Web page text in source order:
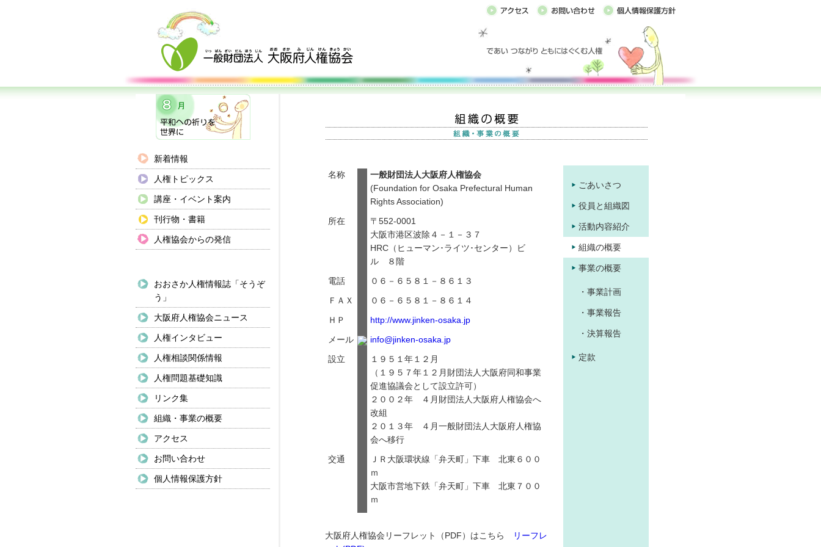
新着情報
人権トピックス
講座・イベント案内
刊行物・書籍
人権協会からの発信
おおさか人権情報誌「そうぞ
う」
大阪府人権協会ニュース
人権インタビュー
人権相談関係情報
人権問題基礎知識
リンク集
組織・事業の概要
アクセス
お問い合わせ
個人情報保護方針
名称
一般財団法人大阪府人権協会
(Foundation for Osaka Prefectural Human
Rights Association)
所在
〒552-0001
大阪市港区波除４－１－３７
HRC（ヒューマン･ライツ･センター）ビ
ル ８階
電話 ０６－６５８１－８６１３
ＦＡＸ ０６－６５８１－８６１４
ＨＰ http://www.jinken-osaka.jp
メール info@jinken-osaka.jp
設立
１９５１年１２月
（１９５７年１２月財団法人大阪府同和事業
促進協議会として設立許可）
２００２年 ４月財団法人大阪府人権協会へ
改組
２０１３年 ４月一般財団法人大阪府人権協
会へ移行
交通
ＪＲ大阪環状線「弁天町」下車 北東６００
ｍ
大阪市営地下鉄「弁天町」下車 北東７００
ｍ
大阪府人権協会リーフレット（PDF）はこちら
リーフレ
ごあいさつ
役員と組織図
活動内容紹介
組織の概要
事業の概要
・事業計画
・事業報告
・決算報告
定款